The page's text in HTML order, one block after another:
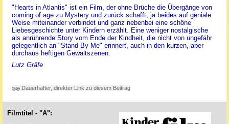
"Hearts in Atlantis" ist ein Film, der ohne Brüche die Übergänge von
coming of age zu Mystery und zurück schafft, ja beides auf geniale
Weise miteinander verbindet und ganz nebenbei eine schöne
Liebesgeschichte unter Kindern erzählt. Eine weniger nostalgische
als anrührende Story vom Ende der Kindheit, die nicht von ungefähr
gelegentlich an "Stand By Me" erinnert, auch in den kurzen, aber
durchaus heftigen Gewaltszenen.
Lutz Gräfe
Dauerhafter, direkter Link zu diesem Beitrag
Filmtitel - "A":